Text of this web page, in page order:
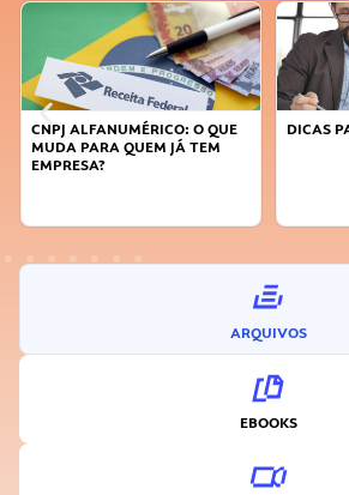
DICAS PARA OBTER CRÉDITO
FAÇA A
ARQUIVOS
EBOOKS